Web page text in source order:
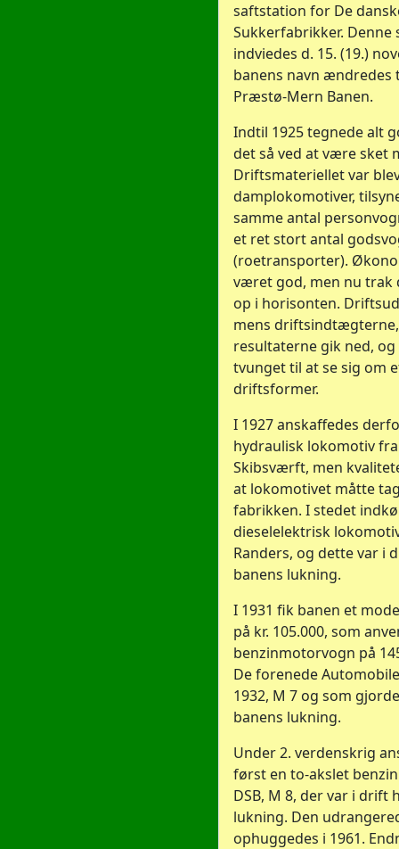
saftstation for De
Sukkerfabrikker.
indviedes d. 15. (19.)
banens navn ændredes
Præstø-Mern Banen.
Indtil 1925 tegnede alt
det så ved at være sket
Driftsmateriellet var
damplokomotiver,
samme antal
et ret stort antal
(roetransporter).
været god, men nu trak
op i horisonten.
mens
resultaterne gik ned, og
tvunget til at se sig om
driftsformer.
I 1927 anskaffedes
hydraulisk lokomotiv
Skibsværft, men
at lokomotivet måtte
fabrikken. I stedet
dieselelektrisk
Randers, og dette var i
banens lukning.
I 1931 fik banen et
på kr. 105.000, som
benzinmotorvogn på
De forenede
1932, M 7 og som
banens lukning.
Under 2. verdenskrig
først en to-akslet
DSB, M 8, der var i drift
lukning. Den
ophuggedes i 1961.